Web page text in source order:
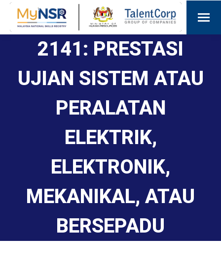
2141: PRESTASI
UJIAN SISTEM ATAU
PERALATAN
ELEKTRIK,
ELEKTRONIK,
MEKANIKAL, ATAU
BERSEPADU